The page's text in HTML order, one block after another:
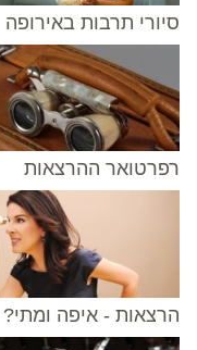
סיורי תרבות באירופה
רפרטואר ההרצאות
הרצאות - איפה ומתי?